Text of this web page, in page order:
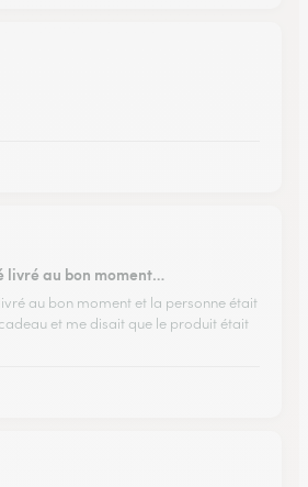
livré au bon moment…
au bon moment et la personne était
et me disait que le produit était